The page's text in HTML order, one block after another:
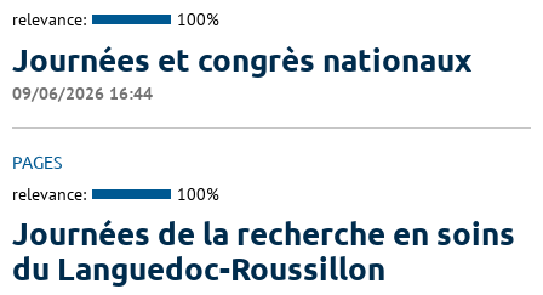
relevance: 100%
Journées et congrès nationaux
09/06/2026 16:44
PAGES
relevance: 100%
Journées de la recherche en soins
du Languedoc-Roussillon